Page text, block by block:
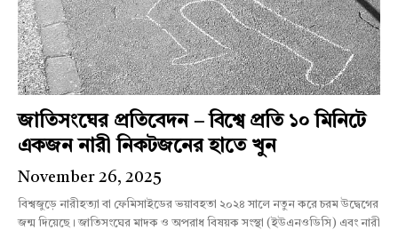
জাতিসংঘের প্রতিবেদন – বিশ্বে প্রতি ১০ মিনিটে
একজন নারী নিকটজনের হাতে খুন
November 26, 2025
বিশ্বজুড়ে নারীহত্যা বা ফেমিসাইডের ভয়াবহতা ২০২৪ সালে নতুন করে চরম উদ্বেগের
জন্ম দিয়েছে। জাতিসংঘের মাদক ও অপরাধ বিষয়ক সংস্থা (ইউএনওডিসি) এবং নারী